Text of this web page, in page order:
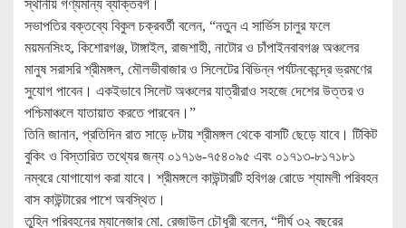
স্থানীয় গণ্যমান্য ব্যক্তিবর্গ।
সভাপতির বক্তব্যে বিকুল চক্রবর্তী বলেন, “নতুন এ সার্ভিস চালুর ফলে
ময়মনসিংহ, কিশোরগঞ্জ, টাঙ্গাইল, রাজশাহী, নাটোর ও চাঁপাইনবাবগঞ্জ অঞ্চলের
মানুষ সরাসরি শ্রীমঙ্গল, মৌলভীবাজার ও সিলেটের বিভিন্ন পর্যটনকেন্দ্রে ভ্রমণের
সুযোগ পাবেন। একইভাবে সিলেট অঞ্চলের যাত্রীরাও সহজে দেশের উত্তর ও
পশ্চিমাঞ্চলে যাতায়াত করতে পারবেন।”
তিনি জানান, প্রতিদিন রাত সাড়ে ৮টায় শ্রীমঙ্গল থেকে বাসটি ছেড়ে যাবে। টিকিট
বুকিং ও বিস্তারিত তথ্যের জন্য ০১৭১৬-৭৫৪০৯৫ এবং ০১৭১৩-৮১৭১৮১
নম্বরে যোগাযোগ করা যাবে। শ্রীমঙ্গলে কাউন্টারটি হবিগঞ্জ রোডে শ্যামলী পরিবহন
বাস কাউন্টারের পাশে অবস্থিত।
তুহিন পরিবহনের ম্যানেজার মো. রেজাউল চৌধুরী বলেন, “দীর্ঘ ৩২ বছরের